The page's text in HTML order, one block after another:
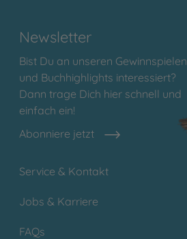
Newsletter
Bist Du an unseren Gewinnspielen
und Buchhighlights interessiert?
Dann trage Dich hier schnell und
einfach ein!
Abonniere jetzt
Service & Kontakt
Jobs & Karriere
FAQs